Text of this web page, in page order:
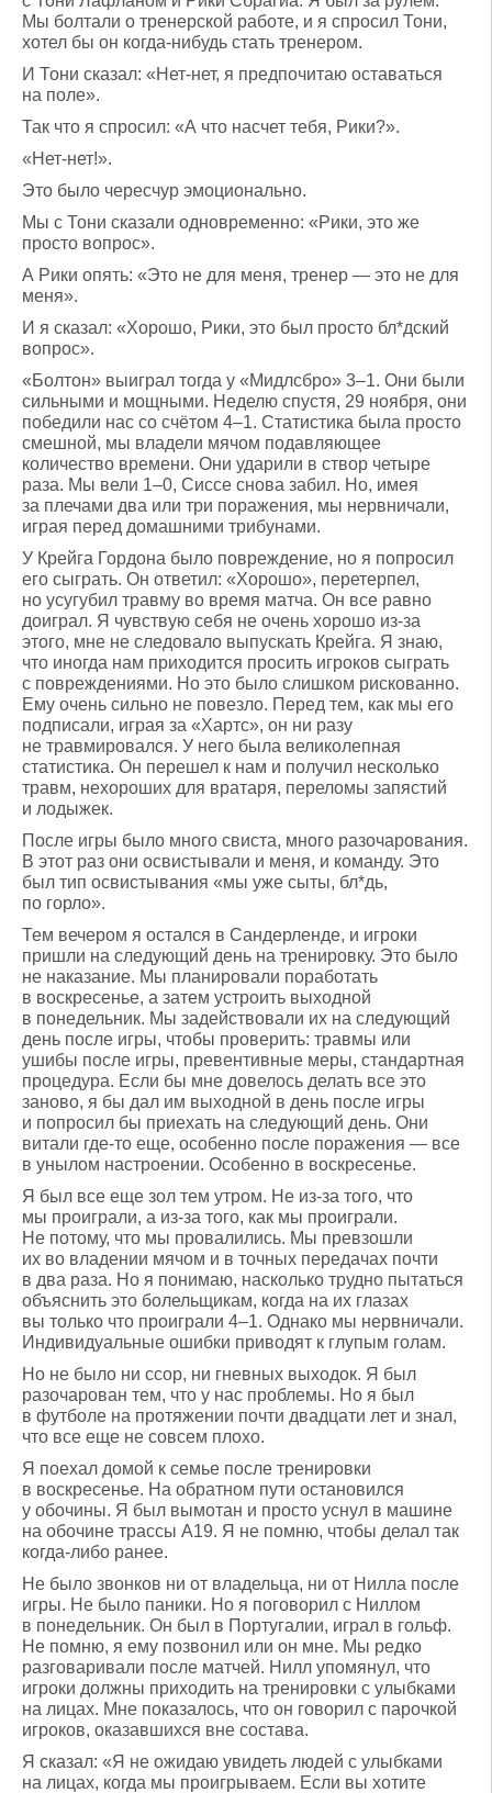
Мы болтали о тренерской работе, и я спросил Тони,
хотел бы он когда-нибудь стать тренером.
И Тони сказал: «Нет-нет, я предпочитаю оставаться
на поле».
Так что я спросил: «А что насчет тебя, Рики?».
«Нет-нет!».
Это было чересчур эмоционально.
Мы с Тони сказали одновременно: «Рики, это же
просто вопрос».
А Рики опять: «Это не для меня, тренер — это не для
меня».
И я сказал: «Хорошо, Рики, это был просто бл*дский
вопрос».
«Болтон» выиграл тогда у «Мидлсбро» 3–1. Они были
сильными и мощными. Неделю спустя, 29 ноября, они
победили нас со счётом 4–1. Статистика была просто
смешной, мы владели мячом подавляющее
количество времени. Они ударили в створ четыре
раза. Мы вели 1–0, Сиссе снова забил. Но, имея
за плечами два или три поражения, мы нервничали,
играя перед домашними трибунами.
У Крейга Гордона было повреждение, но я попросил
его сыграть. Он ответил: «Хорошо», перетерпел,
но усугубил травму во время матча. Он все равно
доиграл. Я чувствую себя не очень хорошо из-за
этого, мне не следовало выпускать Крейга. Я знаю,
что иногда нам приходится просить игроков сыграть
с повреждениями. Но это было слишком рискованно.
Ему очень сильно не повезло. Перед тем, как мы его
подписали, играя за «Хартс», он ни разу
не травмировался. У него была великолепная
статистика. Он перешел к нам и получил несколько
травм, нехороших для вратаря, переломы запястий
и лодыжек.
После игры было много свиста, много разочарования.
В этот раз они освистывали и меня, и команду. Это
был тип освистывания «мы уже сыты, бл*дь,
по горло».
Тем вечером я остался в Сандерленде, и игроки
пришли на следующий день на тренировку. Это было
не наказание. Мы планировали поработать
в воскресенье, а затем устроить выходной
в понедельник. Мы задействовали их на следующий
день после игры, чтобы проверить: травмы или
ушибы после игры, превентивные меры, стандартная
процедура. Если бы мне довелось делать все это
заново, я бы дал им выходной в день после игры
и попросил бы приехать на следующий день. Они
витали где-то еще, особенно после поражения — все
в унылом настроении. Особенно в воскресенье.
Я был все еще зол тем утром. Не из-за того, что
мы проиграли, а из-за того, как мы проиграли.
Не потому, что мы провалились. Мы превзошли
их во владении мячом и в точных передачах почти
в два раза. Но я понимаю, насколько трудно пытаться
объяснить это болельщикам, когда на их глазах
вы только что проиграли 4–1. Однако мы нервничали.
Индивидуальные ошибки приводят к глупым голам.
Но не было ни ссор, ни гневных выходок. Я был
разочарован тем, что у нас проблемы. Но я был
в футболе на протяжении почти двадцати лет и знал,
что все еще не совсем плохо.
Я поехал домой к семье после тренировки
в воскресенье. На обратном пути остановился
у обочины. Я был вымотан и просто уснул в машине
на обочине трассы А19. Я не помню, чтобы делал так
когда-либо ранее.
Не было звонков ни от владельца, ни от Нилла после
игры. Не было паники. Но я поговорил с Ниллом
в понедельник. Он был в Португалии, играл в гольф.
Не помню, я ему позвонил или он мне. Мы редко
разговаривали после матчей. Нилл упомянул, что
игроки должны приходить на тренировки с улыбками
на лицах. Мне показалось, что он говорил с парочкой
игроков, оказавшихся вне состава.
Я сказал: «Я не ожидаю увидеть людей с улыбками
на лицах, когда мы проигрываем. Если вы хотите